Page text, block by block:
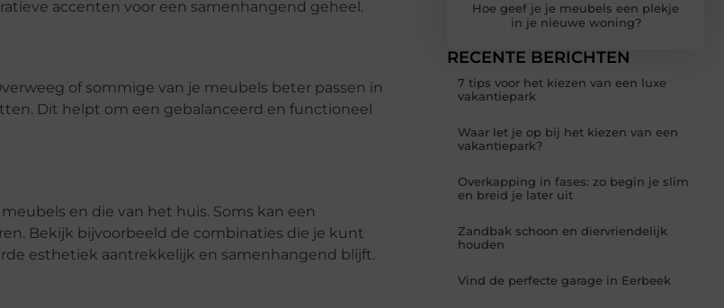
accenten voor een samenhangend geheel.
of sommige van je meubels beter passen in
Dit helpt om een gebalanceerd en functioneel
en die van het huis. Soms kan een
Bekijk bijvoorbeeld de combinaties die je kunt
esthetiek aantrekkelijk en samenhangend blijft.
Hoe geef je je meubels een plekje
in je nieuwe woning?
RECENTE BERICHTEN
7 tips voor het kiezen van een luxe
vakantiepark
Waar let je op bij het kiezen van een
vakantiepark?
Overkapping in fases: zo begin je slim
en breid je later uit
Zandbak schoon en diervriendelijk
houden
Vind de perfecte garage in Eerbeek